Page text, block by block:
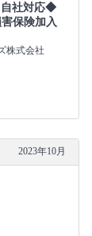
自社対応◆
保険加入
株式会社
2023年10月